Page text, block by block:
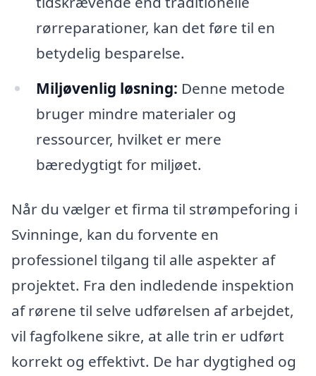
rørreparationer, kan det føre til en
betydelig besparelse.
Miljøvenlig løsning: Denne metode
bruger mindre materialer og
ressourcer, hvilket er mere
bæredygtigt for miljøet.
Når du vælger et firma til strømpeforing i
Svinninge, kan du forvente en
professionel tilgang til alle aspekter af
projektet. Fra den indledende inspektion
af rørene til selve udførelsen af arbejdet,
vil fagfolkene sikre, at alle trin er udført
korrekt og effektivt. De har dygtighed og